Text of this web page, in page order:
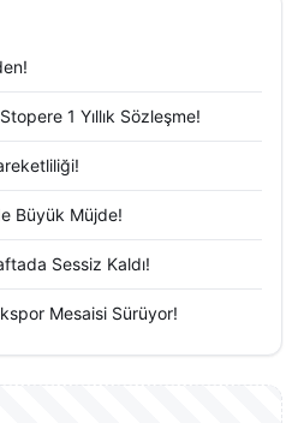
1 Yıllık Sözleşme!
Büyük Müjde!
Sessiz Kaldı!
Mesaisi Sürüyor!